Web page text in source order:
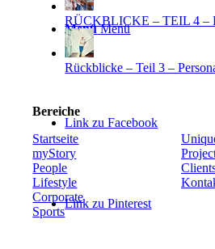
Menü Menü
Link zu Facebook
Link zu Pinterest
RÜCKBLICKE – TEIL 4 –
Rückblicke – Teil 3 –
Bereiche
Startseite
myStory
People
Lifestyle
Corporate
Sports